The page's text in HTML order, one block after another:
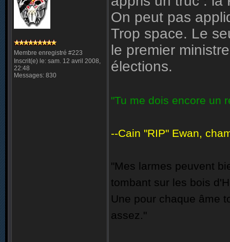
Membre enregistré #223
Inscrit(e) le: sam. 12 avril 2008,
22:48
Messages: 830
On peut pas
Trop space. Le
le premier
élections.
"Tu me dois encore un
--Cain "RIP" Ewan,
"Mes larmes peuvent
tombant sur les bois
Une pour chaque âme
assez."